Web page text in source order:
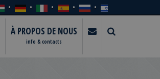
À PROPOS DE NOUS
info & contacts